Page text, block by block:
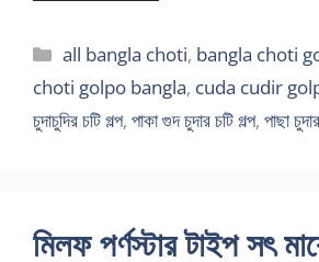
Categories
all bangla choti, bangla choti
choti golpo bangla, cuda cudir
চুদাচুদির চটি গল্প, পাকা গুদ চুদার চটি গল্প, পাছা
মিলফ পর্ণস্টার টাইপ সৎ